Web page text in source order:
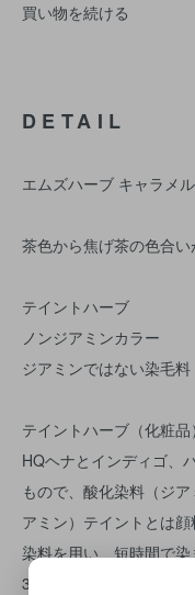
買い物を続ける
DETAIL
エムズハーブ キャラメ
茶色から焦げ茶の色合い
テイントハーブ
ノンジアミンカラー
ジアミンではない染毛料
テイントハーブ（化粧品）
HQヘナとインディゴ、
もので、酸化染料（ジ
アミン）テイントとは
染料を用い、短時間で
30～45分）